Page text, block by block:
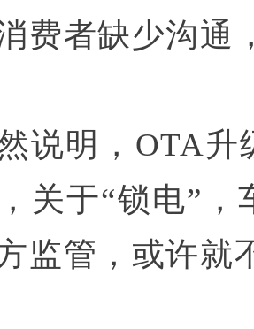
费者缺少沟通
说明，OTA
关于“锁电”
监管，或许就